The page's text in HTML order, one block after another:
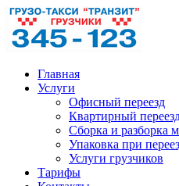
Главная
Услуги
Офисный переезд
Квартирный
Сборка и разборка
Упаковка при
Услуги грузчиков
Тарифы